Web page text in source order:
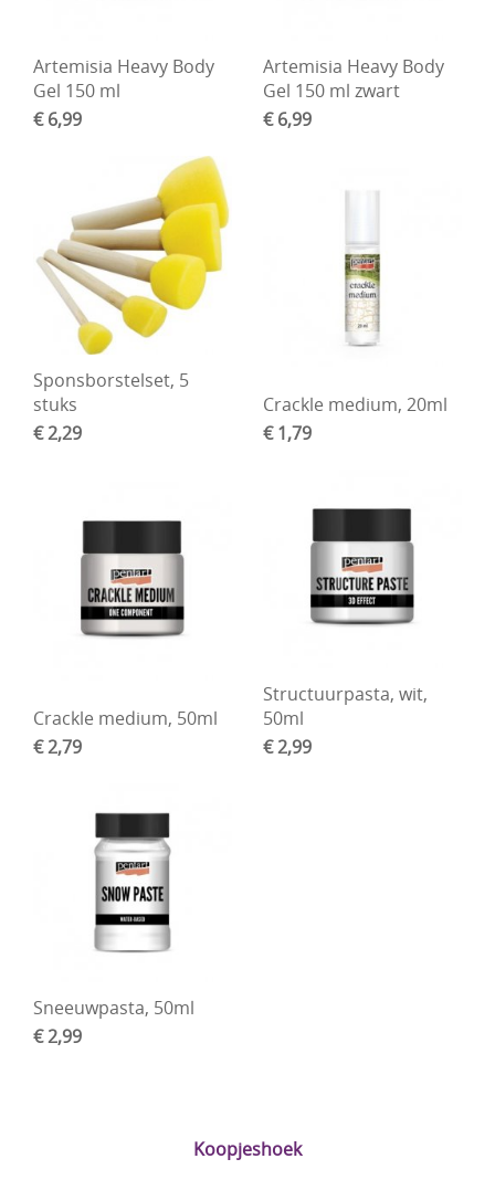
Koopjeshoek
Artemisia Heavy Body
Gel 150 ml
€ 6,99
Artemisia Heavy Body
Gel 150 ml zwart
€ 6,99
Sponsborstelset, 5
stuks
€ 2,29
Crackle medium, 20ml
€ 1,79
Crackle medium, 50ml
€ 2,79
Structuurpasta, wit,
50ml
€ 2,99
Sneeuwpasta, 50ml
€ 2,99